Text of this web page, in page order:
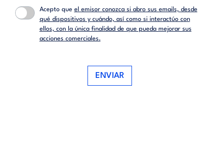
Acepto que el emisor conozca si abro sus emails, desde
qué dispositivos y cuándo, así como si interactúo con
ellos, con la única finalidad de que pueda mejorar sus
acciones comerciales.
ENVIAR